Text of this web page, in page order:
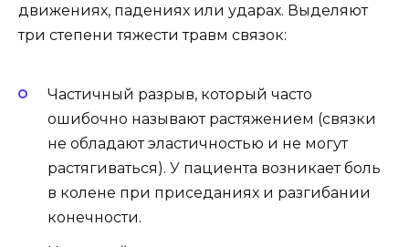
движениях, падениях или ударах. Выделяют
три степени тяжести травм связок:
Частичный разрыв, который часто
ошибочно называют растяжением (связки
не обладают эластичностью и не могут
растягиваться). У пациента возникает боль
в колене при приседаниях и разгибании
конечности.